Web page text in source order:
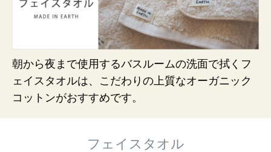
朝から夜まで使用するバスルームの洗面で拭くフ
ェイスタオルは、こだわりの上質なオーガニック
コットンがおすすめです。
フェイスタオル